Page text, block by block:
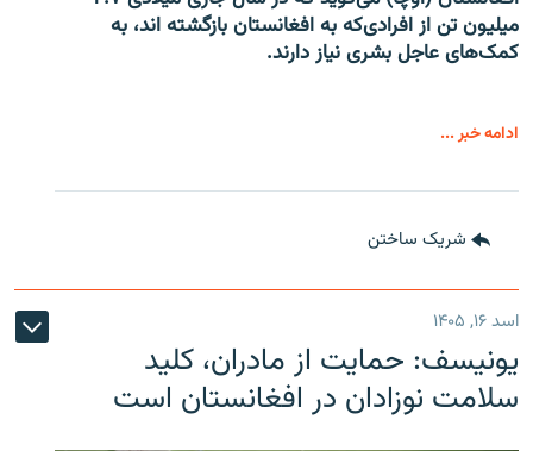
میلیون تن از افرادی‌که به افغانستان بازگشته اند، به
کمک‌های عاجل بشری نیاز دارند.
ادامه خبر ...
شریک ساختن
اسد ۱۶, ۱۴۰۵
یونیسف: حمایت از مادران، کلید
سلامت نوزادان در افغانستان است